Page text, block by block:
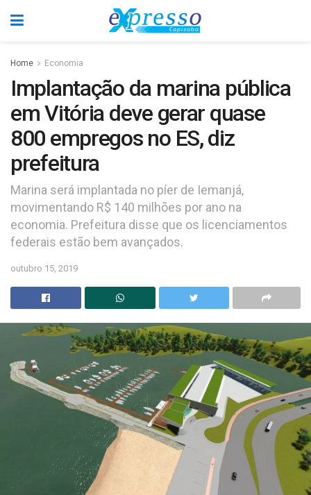
Home Economia
Implantação da marina pública
em Vitória deve gerar quase
800 empregos no ES, diz
prefeitura
Marina será implantada no píer de Iemanjá,
movimentando R$ 140 milhões por ano na
economia. Prefeitura disse que os licenciamentos
federais estão bem avançados.
outubro 15, 2019